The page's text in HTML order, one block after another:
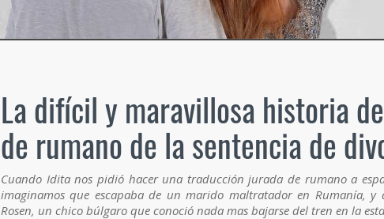
La difícil y maravillosa historia
de rumano de la sentencia de
Cuando Idita nos pidió hacer una traducción jurada de rumano a
imaginamos que escapaba de un marido maltratador en Rumanía,
Rosen, un chico búlgaro que conoció nada mas bajarse del tren en la